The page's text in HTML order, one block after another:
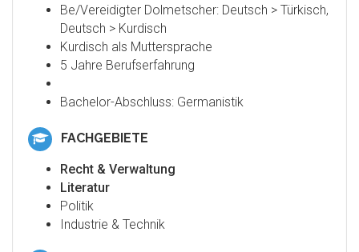
Be/Vereidigter Dolmetscher: Deutsch > Türkisch,
Deutsch > Kurdisch
Kurdisch als Muttersprache
5 Jahre Berufserfahrung
Bachelor-Abschluss: Germanistik
FACHGEBIETE
Recht & Verwaltung
Literatur
Politik
Industrie & Technik